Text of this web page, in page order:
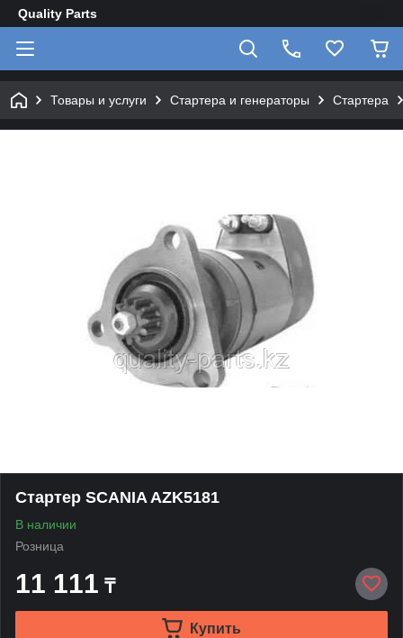
Quality Parts
Товары и услуги Стартера и генераторы Стартера
Стартер SCANIA AZK5181
В наличии
Розница
11 111 ₸
Купить